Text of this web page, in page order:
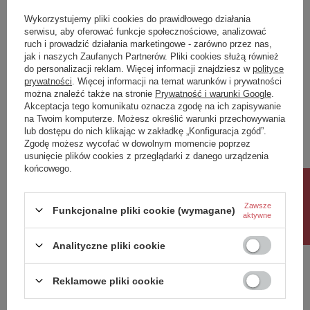
Najważniejsze cechy
nowoczesny wazon dekoracyjny
wykonany z ceramiki drukowanej w technologii 3D
wodoodporne wnętrze
elegancki biały kolor
idealny do salonu, sypialni i strefy dekoracyjnej
pasuje do wnętrz japandi, minimalistycznych i
Wymiary
Dostępność
Produkt na zamówienie! Zapytaj
o czas oczekiwania i dostępność
produktu.
Potrzebujesz pomocy? Masz pytania?
Zadaj pytanie a my odpowiemy niezwłocznie,
najciekawsze pytania i odpowiedzi publikując
dla innych.
Zadaj pytanie
Twoja ocena:
5/5
Wykorzystujemy pliki cookies do prawidłowego działania
serwisu, aby oferować funkcje społecznościowe, analizować
ruch i prowadzić działania marketingowe - zarówno przez nas,
jak i naszych Zaufanych Partnerów. Pliki cookies służą również
do personalizacji reklam. Więcej informacji znajdziesz w polityce
prywatności . Więcej informacji na temat warunków i prywatności
można znaleźć także na stronie Prywatność i warunki Google
Akceptacja tego komunikatu oznacza zgodę na ich zapisywanie
na Twoim komputerze. Możesz określić warunki przechowywania
lub dostępu do nich klikając w zakładkę „Konfiguracja zgód”.
Zgodę możesz wycofać w dowolnym momencie poprzez
usunięcie plików cookies z przeglądarki z danego urządzenia
końcowego.
Funkcjonalne pliki cookie (wymagane)
Zawsze
aktywne
Analityczne pliki cookie
Reklamowe pliki cookie